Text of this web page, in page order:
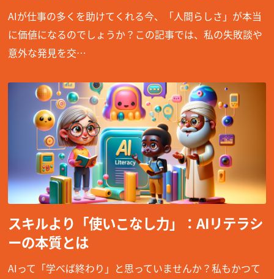
AIが仕事の多くを助けてくれる今、「人間らしさ」が本当
に価値になるのでしょうか？この記事では、私の失敗談や
意外な発見を交…
スキルより「使いこなし力」：AIリテラシ
ーの本質とは
AIって「学べば終わり」と思っていませんか？私もかつて